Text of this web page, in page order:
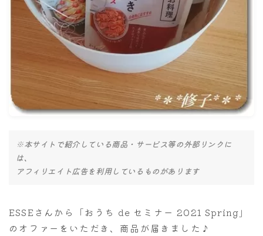
※本サイトで紹介している商品・サービス等の外部リンクに
は、
アフィリエイト広告を利用しているものがあります
ESSEさんから「おうち de セミナー 2021 Spring」
のオファーをいただき、商品が届きました♪